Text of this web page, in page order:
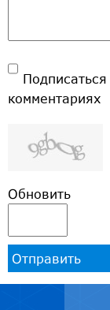
комментариях
Обновить
Отправить